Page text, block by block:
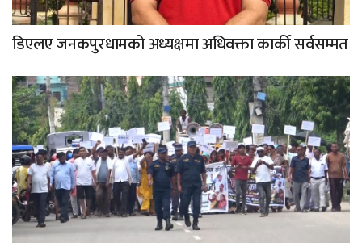
डिएलए जनकपुरधामको अध्यक्षमा अधिवक्ता कार्की सर्वसम्मत